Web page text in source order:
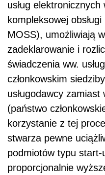
usług
kompleksowej
MOSS), umożliwiają
zadeklarowanie i
świadczenia ww.
członkowskim
usługodawcy zamiast
(państwo
korzystanie z tej
stwarza pewne
podmiotów typu
proporcjonalnie